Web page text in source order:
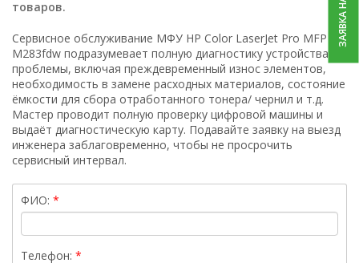
товаров.
Сервисное обслуживание МФУ HP Color LaserJet Pro MFP
M283fdw подразумевает полную диагностику устройства на
проблемы, включая преждевременный износ элементов,
необходимость в замене расходных материалов, состояние
ёмкости для сбора отработанного тонера/ чернил и т.д.
Мастер проводит полную проверку цифровой машины и
выдаёт диагностическую карту. Подавайте заявку на выезд
инженера заблаговременно, чтобы не просрочить
сервисный интервал.
ФИО:
Телефон: